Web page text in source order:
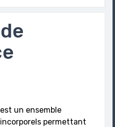
un ensemble
permettant